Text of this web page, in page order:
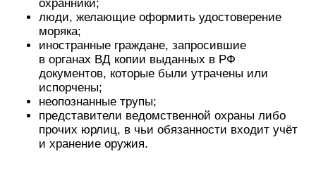
охранники;
люди, желающие оформить удостоверение
моряка;
иностранные граждане, запросившие
в органах ВД копии выданных в РФ
документов, которые были утрачены или
испорчены;
неопознанные трупы;
представители ведомственной охраны либо
прочих юрлиц, в чьи обязанности входит учёт
и хранение оружия.